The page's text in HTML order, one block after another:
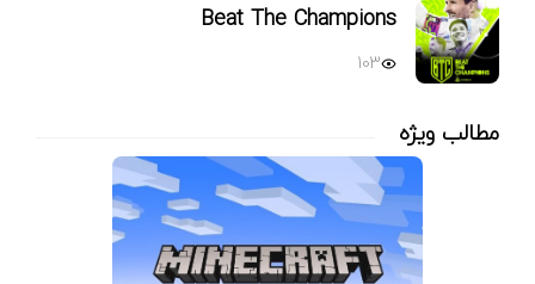
Beat The Champions
103
مطالب ویژه